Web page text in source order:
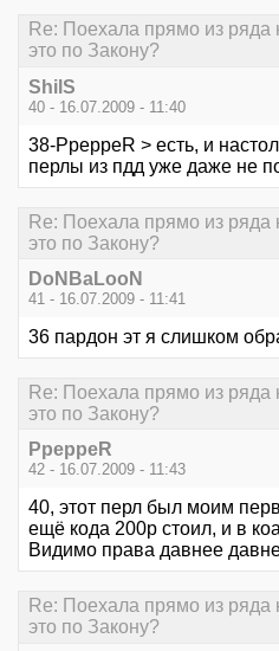
Re: Поехала прямо из ряда
это по Закону?
ShilS
40 - 16.07.2009 - 11:40
38-PpeppeR > есть, и
перлы из пдд уже даже не
Re: Поехала прямо из ряда
это по Закону?
DoNBaLooN
41 - 16.07.2009 - 11:41
36 пардон эт я слишком
Re: Поехала прямо из ряда
это по Закону?
PpeppeR
42 - 16.07.2009 - 11:43
40, этот перл был моим
ещё кода 200р стоил, и в
Видимо права давнее
Re: Поехала прямо из ряда
это по Закону?